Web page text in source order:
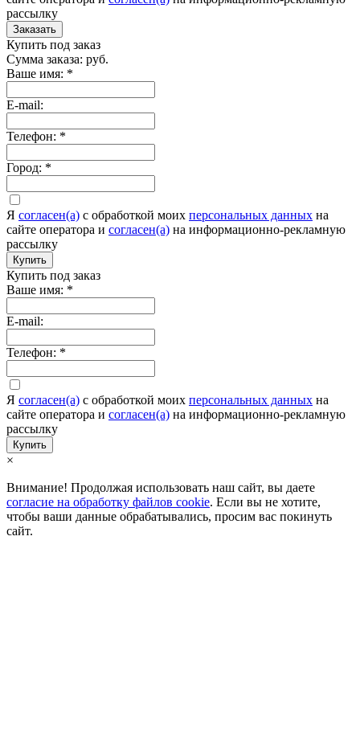
рассылку
Заказать
Купить под заказ
Сумма заказа: руб.
Ваше имя: *
E-mail:
Телефон: *
Город: *
Я согласен(а) c обработкой моих персональных данных на
сайте оператора и согласен(а) на информационно-рекламную
рассылку
Купить
Купить под заказ
Ваше имя: *
E-mail:
Телефон: *
Я согласен(а) c обработкой моих персональных данных на
сайте оператора и согласен(а) на информационно-рекламную
рассылку
Купить
×
Внимание! Продолжая использовать наш сайт, вы даете
согласие на обработку файлов cookie. Если вы не хотите,
чтобы ваши данные обрабатывались, просим вас покинуть
сайт.